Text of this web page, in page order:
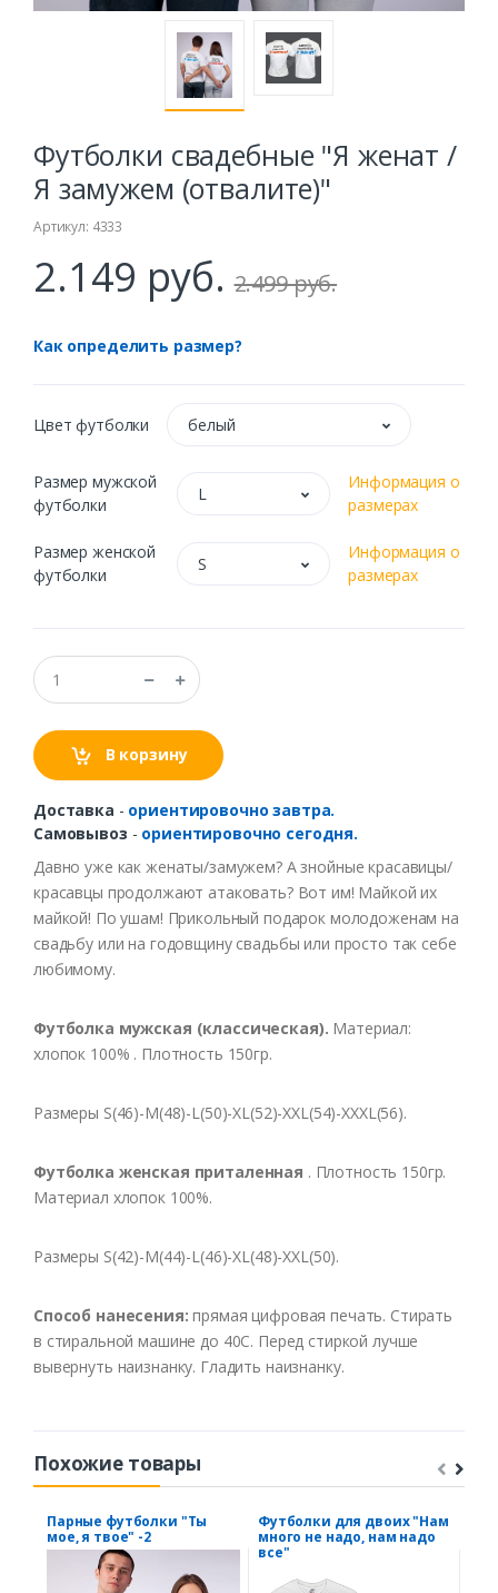
Футболки свадебные "Я женат /
Я замужем (отвалите)"
Артикул: 4333
2.149 руб. 2.499 руб.
Как определить размер?
Цвет футболки белый
Размер мужской
футболки
L
Информация о
размерах
Размер женской
футболки
S
Информация о
размерах
В корзину
Доставка - ориентировочно завтра.
Самовывоз - ориентировочно сегодня.
Давно уже как женаты/замужем? А знойные красавицы/
красавцы продолжают атаковать? Вот им! Майкой их
майкой! По ушам! Прикольный подарок молодоженам на
свадьбу или на годовщину свадьбы или просто так себе
любимому.
Футболка мужская (классическая). Материал:
хлопок 100% . Плотность 150гр.
Размеры S(46)-M(48)-L(50)-XL(52)-XXL(54)-XXXL(56).
Футболка женская приталенная . Плотность 150гр.
Материал хлопок 100%.
Размеры S(42)-M(44)-L(46)-XL(48)-XXL(50).
Способ нанесения: прямая цифровая печать. Стирать
в стиральной машине до 40С. Перед стиркой лучше
вывернуть наизнанку. Гладить наизнанку.
Похожие товары
Парные футболки "Ты
мое, я твое" -2
Футболки для двоих "Нам
много не надо, нам надо
все"